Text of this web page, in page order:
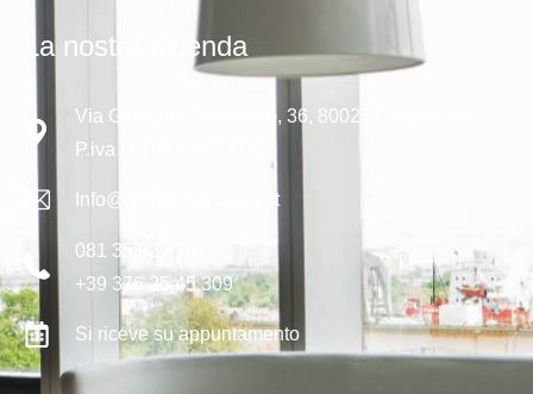
La nostra azienda
Via Giovanni Boccaccio, 36, 80026 Casoria NA
P.iva IT 10422901214
Info@architecturastore.it
081 35 92 479
+39 376 25 45 309
Si riceve su appuntamento